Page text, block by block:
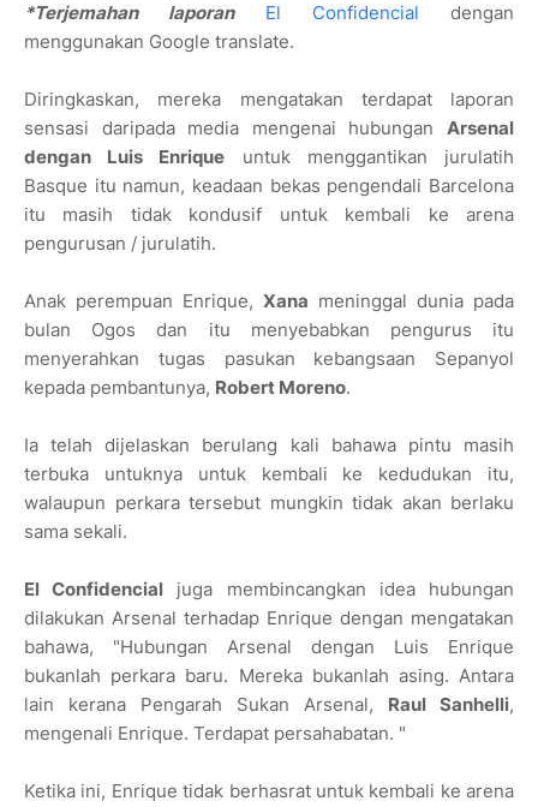
*Terjemahan laporan El Confidencial dengan
menggunakan Google translate.
Diringkaskan, mereka mengatakan terdapat laporan
sensasi daripada media mengenai hubungan Arsenal
dengan Luis Enrique untuk menggantikan jurulatih
Basque itu namun, keadaan bekas pengendali Barcelona
itu masih tidak kondusif untuk kembali ke arena
pengurusan / jurulatih.
Anak perempuan Enrique, Xana meninggal dunia pada
bulan Ogos dan itu menyebabkan pengurus itu
menyerahkan tugas pasukan kebangsaan Sepanyol
kepada pembantunya, Robert Moreno.
Ia telah dijelaskan berulang kali bahawa pintu masih
terbuka untuknya untuk kembali ke kedudukan itu,
walaupun perkara tersebut mungkin tidak akan berlaku
sama sekali.
El Confidencial juga membincangkan idea hubungan
dilakukan Arsenal terhadap Enrique dengan mengatakan
bahawa, "Hubungan Arsenal dengan Luis Enrique
bukanlah perkara baru. Mereka bukanlah asing. Antara
lain kerana Pengarah Sukan Arsenal, Raul Sanhelli,
mengenali Enrique. Terdapat persahabatan. "
Ketika ini, Enrique tidak berhasrat untuk kembali ke arena